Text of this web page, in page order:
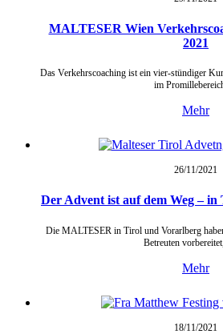
MALTESER Wien
2021
Das Verkehrscoaching ist ein vier-stündiger
im
Mehr
26/11/2021
Der Advent ist auf dem Weg –
Die MALTESER in Tirol und Vorarlberg
Betreuten
Mehr
18/11/2021